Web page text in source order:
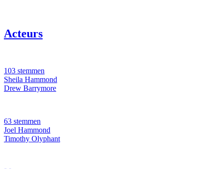
Acteurs
103 stemmen
Sheila Hammond
Drew Barrymore
63 stemmen
Joel Hammond
Timothy Olyphant